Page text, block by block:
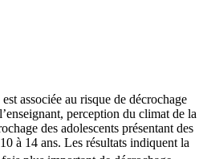
associée au risque de décrochage
perception du climat de la
des adolescents présentant des
à 14 ans. Les résultats indiquent la